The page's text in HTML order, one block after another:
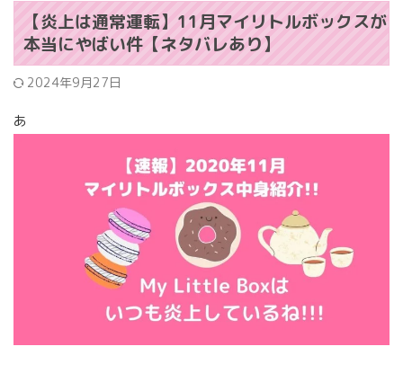
【炎上は通常運転】11月マイリトルボックスが
本当にやばい件【ネタバレあり】
2024年9月27日
あ